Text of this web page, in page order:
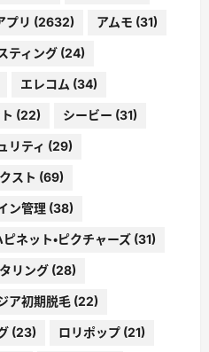
プリ (2632) アムモ (31)
ティング (24)
エレコム (34)
(22) シービー (31)
リティ (29)
スト (69)
ン管理 (38)
ピネット・ピクチャーズ (31)
リング (28)
ア初期脱毛 (22)
(23) ロリポップ (21)